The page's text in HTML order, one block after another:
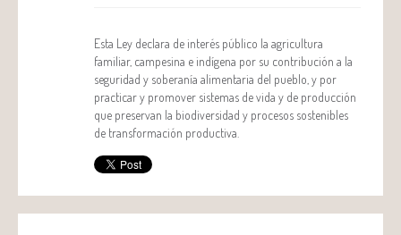
Esta Ley declara de interés público la agricultura
familiar, campesina e indígena por su contribución a la
seguridad y soberanía alimentaria del pueblo, y por
practicar y promover sistemas de vida y de producción
que preservan la biodiversidad y procesos sostenibles
de transformación productiva.